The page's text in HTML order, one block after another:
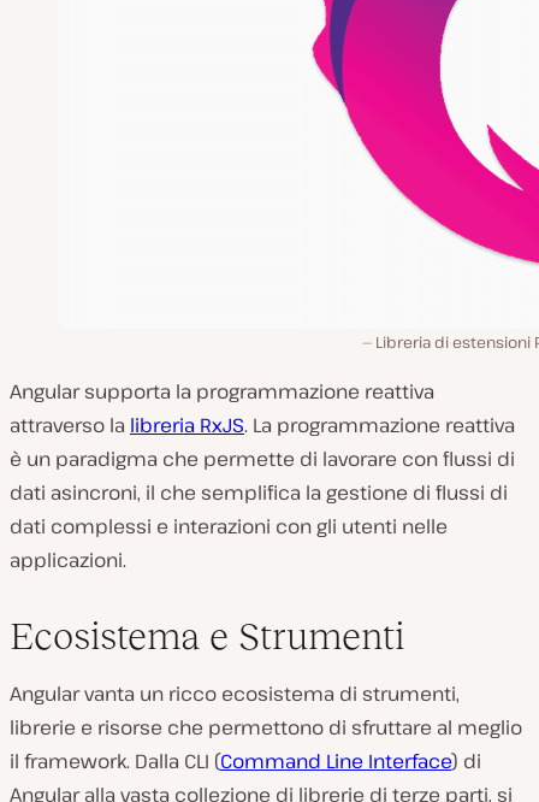
Libreria di estensioni
Angular supporta la programmazione reattiva
attraverso la libreria RxJS. La programmazione reattiva
è un paradigma che permette di lavorare con flussi di
dati asincroni, il che semplifica la gestione di flussi di
dati complessi e interazioni con gli utenti nelle
applicazioni.
Ecosistema e Strumenti
Angular vanta un ricco ecosistema di strumenti,
librerie e risorse che permettono di sfruttare al meglio
il framework. Dalla CLI (Command Line Interface) di
Angular alla vasta collezione di librerie di terze parti, si